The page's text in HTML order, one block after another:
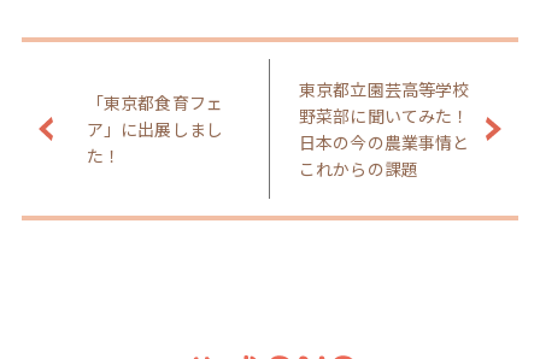
「東京都食育フェ
ア」に出展しまし
た！
東京都立園芸高等学校
野菜部に聞いてみた！
日本の今の農業事情と
これからの課題